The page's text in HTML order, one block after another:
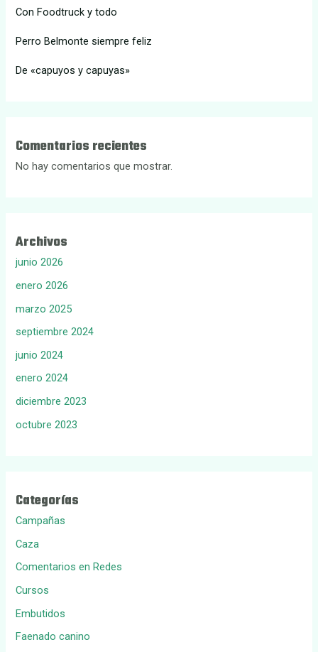
Con Foodtruck y todo
Perro Belmonte siempre feliz
De «capuyos y capuyas»
Comentarios recientes
No hay comentarios que mostrar.
Archivos
junio 2026
enero 2026
marzo 2025
septiembre 2024
junio 2024
enero 2024
diciembre 2023
octubre 2023
Categorías
Campañas
Caza
Comentarios en Redes
Cursos
Embutidos
Faenado canino